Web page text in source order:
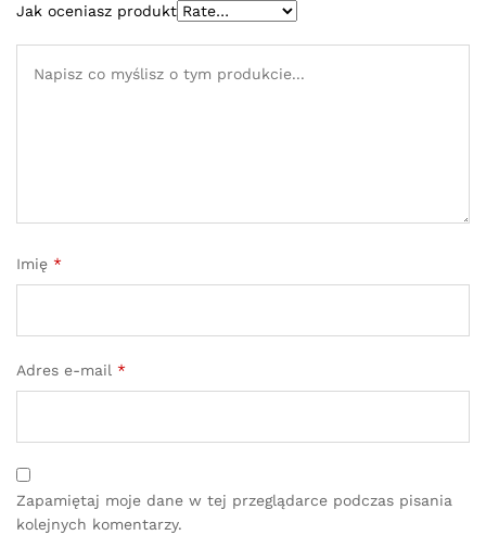
Jak oceniasz produkt
Imię *
Adres e-mail *
Zapamiętaj moje dane w tej przeglądarce podczas pisania
kolejnych komentarzy.